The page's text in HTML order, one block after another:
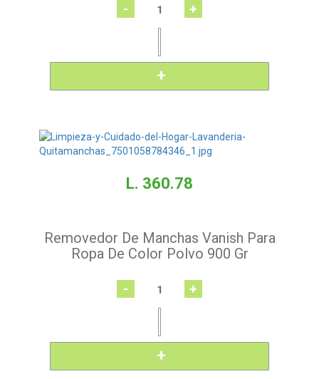
- +
L. 360.78
Removedor De Manchas Vanish Para
Ropa De Color Polvo 900 Gr
- +